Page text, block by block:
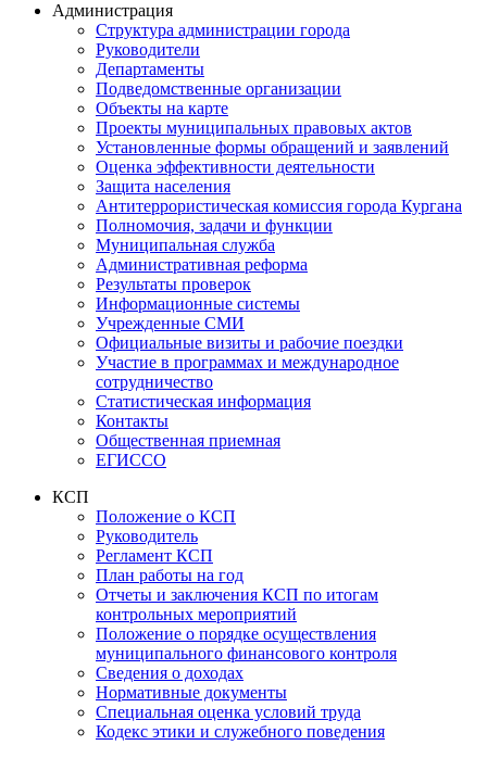
Администрация
Структура администрации города
Руководители
Департаменты
Подведомственные организации
Объекты на карте
Проекты муниципальных правовых актов
Установленные формы обращений и заявлений
Оценка эффективности деятельности
Защита населения
Антитеррористическая комиссия города Кургана
Полномочия, задачи и функции
Муниципальная служба
Административная реформа
Результаты проверок
Информационные системы
Учрежденные СМИ
Официальные визиты и рабочие поездки
Участие в программах и международное
сотрудничество
Статистическая информация
Контакты
Общественная приемная
ЕГИССО
КСП
Положение о КСП
Руководитель
Регламент КСП
План работы на год
Отчеты и заключения КСП по итогам
контрольных мероприятий
Положение о порядке осуществления
муниципального финансового контроля
Сведения о доходах
Нормативные документы
Специальная оценка условий труда
Кодекс этики и служебного поведения